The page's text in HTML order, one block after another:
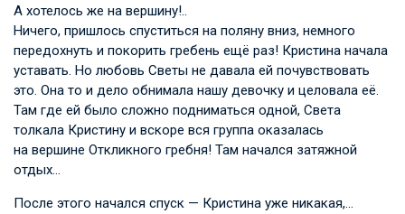
А хотелось же на вершину!..
Ничего, пришлось спуститься на поляну вниз, немного
передохнуть и покорить гребень ещё раз! Кристина начала
уставать. Но любовь Светы не давала ей почувствовать
это. Она то и дело обнимала нашу девочку и целовала её.
Там где ей было сложно подниматься одной, Света
толкала Кристину и вскоре вся группа оказалась
на вершине Откликного гребня! Там начался затяжной
отдых…
После этого начался спуск — Кристина уже никакая,…